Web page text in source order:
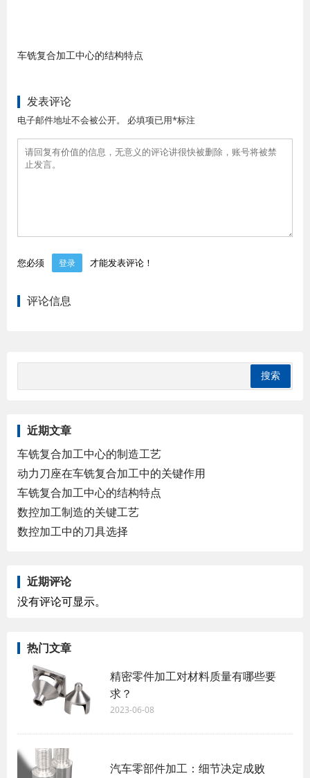
车铣复合加工中心的结构特点
发表评论
电子邮件地址不会被公开。 必填项已用*标注
您必须 登录 才能发表评论！
评论信息
近期文章
车铣复合加工中心的制造工艺
动力刀座在车铣复合加工中的关键作用
车铣复合加工中心的结构特点
数控加工制造的关键工艺
数控加工中的刀具选择
近期评论
没有评论可显示。
热门文章
精密零件加工对材料质量有哪些要
求？
2023-06-08
汽车零部件加工：细节决定成败